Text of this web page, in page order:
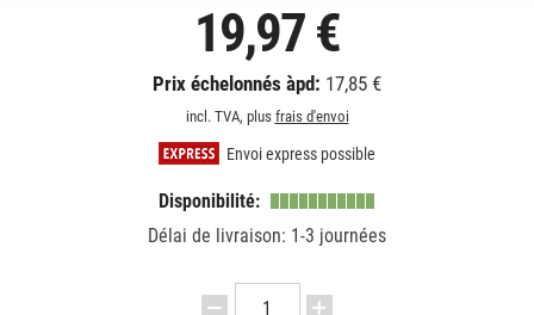
19,97 €
Prix échelonnés àpd: 17,85 €
incl. TVA, plus frais d'envoi
Envoi express possible
Disponibilité:
Délai de livraison: 1-3 journées